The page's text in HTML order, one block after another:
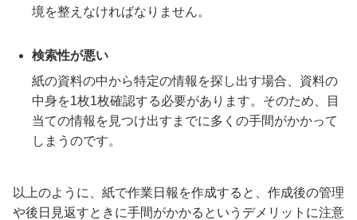
境を整えなければなりません。
検索性が悪い
紙の資料の中から特定の情報を探し出す場合、資料の
中身を1枚1枚確認する必要があります。そのため、目
当ての情報を見つけ出すまでに多くの手間がかかって
しまうのです。
以上のように、紙で作業日報を作成すると、作成後の管理
や後日見返すときに手間がかかるというデメリットに注意